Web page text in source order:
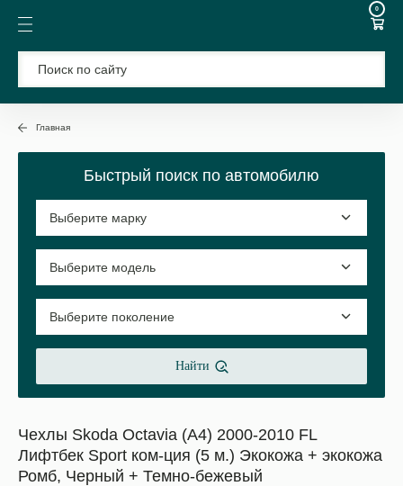
0
Главная
Быстрый поиск по автомобилю
Найти
Чехлы Skoda Octavia (A4) 2000-2010 FL
Лифтбек Sport ком-ция (5 м.) Экокожа + экокожа
Ромб, Черный + Темно-бежевый